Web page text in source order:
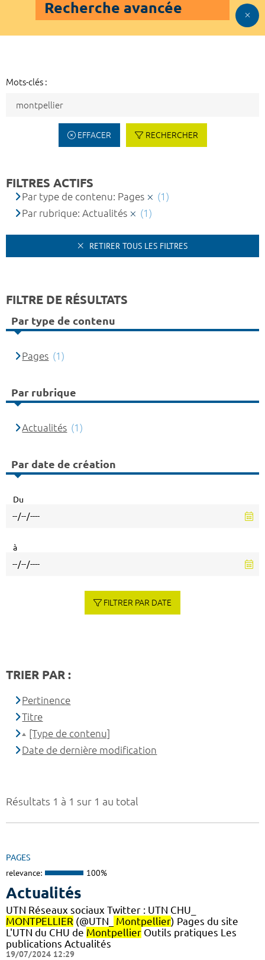
Recherche avancée
Mots-clés :
EFFACER RECHERCHER
Résultats 1 à 1 sur 1 au total
PAGES
relevance: 100%
Actualités
UTN Réseaux sociaux Twitter : UTN CHU_
MONTPELLIER (@UTN_ Montpellier) Pages du site
L'UTN du CHU de Montpellier Outils pratiques Les
publications Actualités
19/07/2024 12:29
FILTRES ACTIFS
Par type de contenu: Pages
(1)
Par rubrique: Actualités
(1)
RETIRER TOUS LES FILTRES
FILTRE DE RÉSULTATS
Par type de contenu
Pages (1)
Par rubrique
Actualités (1)
Par date de création
Du
à
FILTRER PAR DATE
TRIER PAR :
Pertinence
Titre
[Type de contenu]
Date de dernière modification